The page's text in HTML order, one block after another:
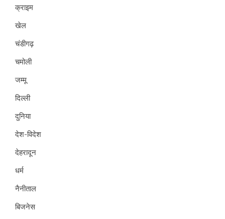
क्राइम
खेल
चंडीगढ़
चमोली
जम्मू
दिल्ली
दुनिया
देश-विदेश
देहरादून
धर्म
नैनीताल
बिजनेस